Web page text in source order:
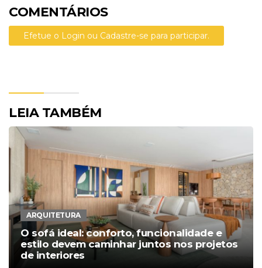
COMENTÁRIOS
Efetue o Login ou Cadastre-se para participar.
LEIA TAMBÉM
ARQUITETURA
O sofá ideal: conforto, funcionalidade e
estilo devem caminhar juntos nos projetos
de interiores